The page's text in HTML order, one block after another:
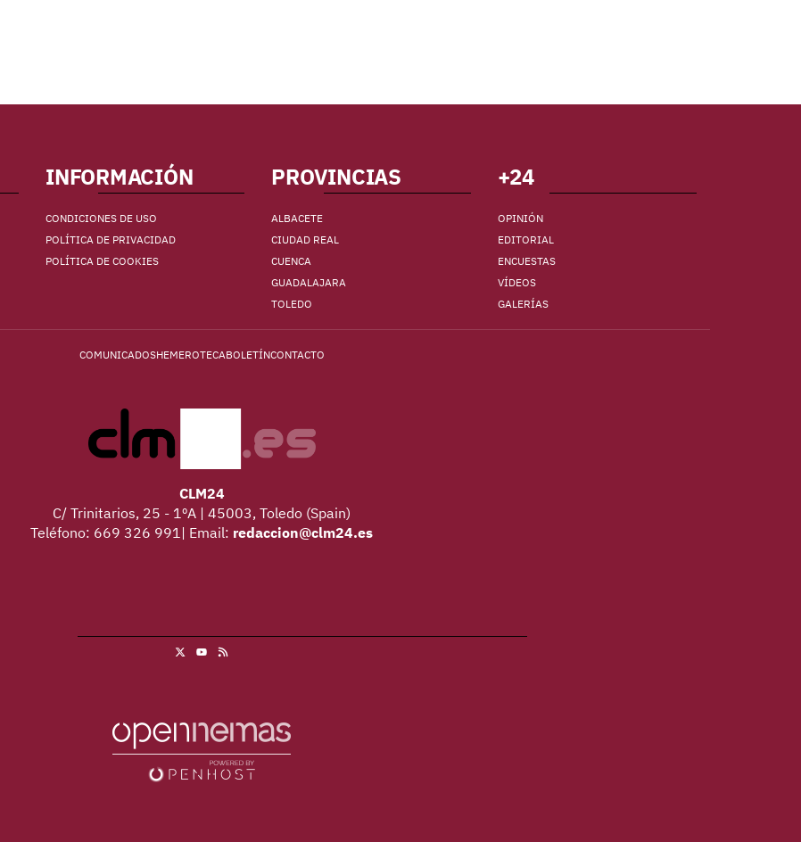
INFORMACIÓN
CONDICIONES DE USO
POLÍTICA DE PRIVACIDAD
POLÍTICA DE COOKIES
PROVINCIAS
ALBACETE
CIUDAD REAL
CUENCA
GUADALAJARA
TOLEDO
+24
OPINIÓN
EDITORIAL
ENCUESTAS
VÍDEOS
GALERÍAS
COMUNICADOSHEMEROTECABOLETÍNCONTACTO
CLM24
C/ Trinitarios, 25 - 1ºA | 45003, Toledo (Spain)
Teléfono: 669 326 991| Email: redaccion@clm24.es